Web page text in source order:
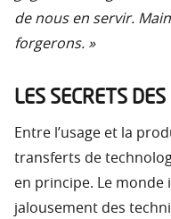
de nous en servir.
forgerons. »
LES SECRETS
Entre l’usage et la
transferts de
en principe. Le
jalousement des